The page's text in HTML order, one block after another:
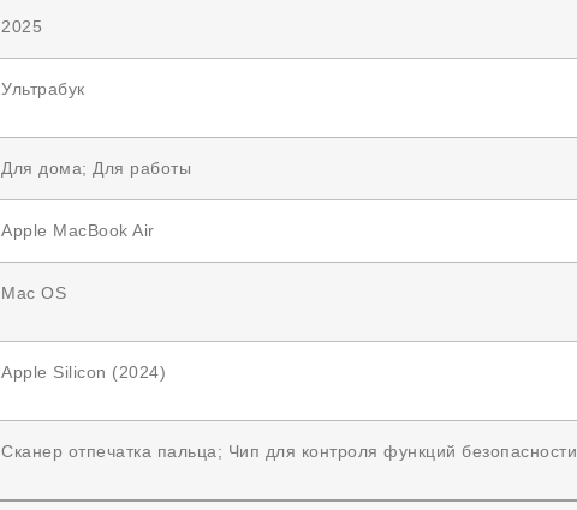
2025
Ультрабук
Для дома; Для работы
Apple MacBook Air
Mac OS
Apple Silicon (2024)
Сканер отпечатка пальца; Чип для контроля функций безопасности